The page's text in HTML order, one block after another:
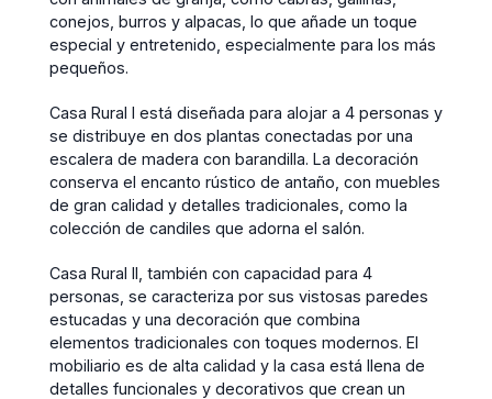
conejos, burros y alpacas, lo que añade un toque
especial y entretenido, especialmente para los más
pequeños.
Casa Rural I está diseñada para alojar a 4 personas y
se distribuye en dos plantas conectadas por una
escalera de madera con barandilla. La decoración
conserva el encanto rústico de antaño, con muebles
de gran calidad y detalles tradicionales, como la
colección de candiles que adorna el salón.
Casa Rural II, también con capacidad para 4
personas, se caracteriza por sus vistosas paredes
estucadas y una decoración que combina
elementos tradicionales con toques modernos. El
mobiliario es de alta calidad y la casa está llena de
detalles funcionales y decorativos que crean un